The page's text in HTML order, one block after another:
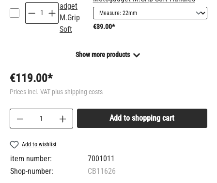
€39.00*
Show more products
€119.00*
Prices incl. VAT plus shipping costs
Product Quantity: Enter the desired amount or
Add to shopping cart
Add to wishlist
item number:
7001011
Shop-number:
CB11626